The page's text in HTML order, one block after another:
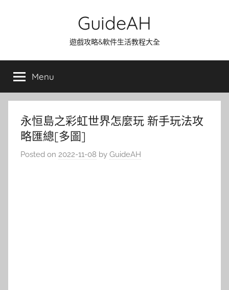
GuideAH
遊戲攻略&軟件生活教程大全
Menu
永恒島之彩虹世界怎麼玩 新手玩法攻
略匯總[多圖]
Posted on 2022-11-08 by GuideAH